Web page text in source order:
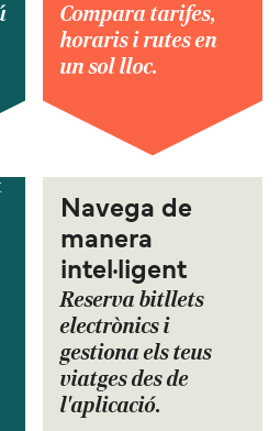
Compara tarifes,
horaris i rutes en
un sol lloc.
Navega de
manera
intel·ligent
Reserva bitllets
electrònics i
gestiona els teus
viatges des de
l'aplicació.